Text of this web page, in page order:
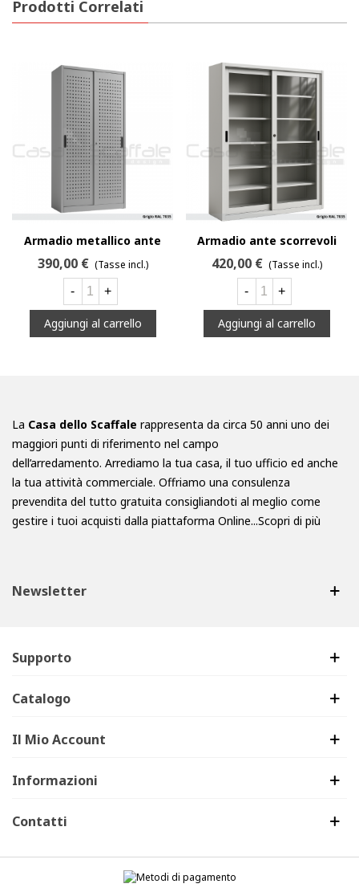
Prodotti Correlati
Armadio metallico ante
scorrevoli lamiera forata
390,00 € (Tasse incl.)
-
+
Aggiungi al carrello
Armadio ante scorrevoli
con ante in vetro
temperato
420,00 € (Tasse incl.)
-
+
Aggiungi al carrello
La Casa dello Scaffale rappresenta da circa 50 anni uno dei
maggiori punti di riferimento nel campo
dell’arredamento. Arrediamo la tua casa, il tuo ufficio ed anche
la tua attività commerciale. Offriamo una consulenza
prevendita del tutto gratuita consigliandoti al meglio come
gestire i tuoi acquisti dalla piattaforma Online...Scopri di più
Newsletter
Supporto
Catalogo
Il Mio Account
Informazioni
Contatti